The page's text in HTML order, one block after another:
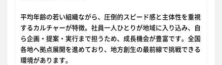
平均年齢の若い組織ながら、圧倒的スピード感と主体性を重視
するカルチャーが特徴。社員一人ひとりが地域に入り込み、自
ら企画・提案・実行まで担うため、成長機会が豊富です。全国
各地へ拠点展開を進めており、地方創生の最前線で挑戦できる
環境があります。